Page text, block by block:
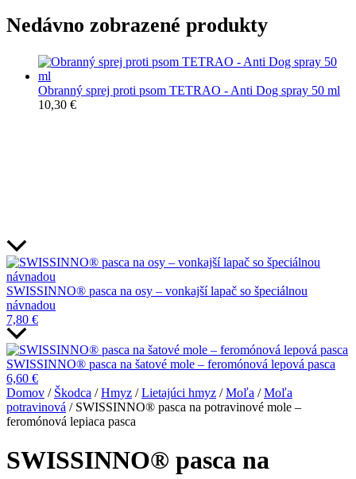
Nedávno zobrazené produkty
Obranný sprej proti psom TETRAO - Anti Dog spray 50 ml
10,30 €
SWISSINNO® pasca na osy – vonkajší lapač so špeciálnou
návnadou
7,80 €
SWISSINNO® pasca na šatové mole – feromónová lepová pasca
6,60 €
Domov / Škodca /Hmyz /Lietajúci hmyz /Moľa /Moľa
potravinová / SWISSINNO® pasca na potravinové mole –
feromónová lepiaca pasca
SWISSINNO® pasca na